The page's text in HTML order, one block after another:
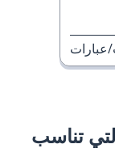
عبارات
تناسب